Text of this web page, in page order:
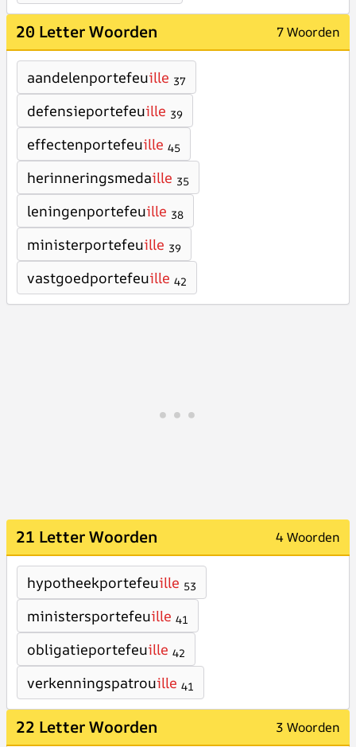
20 Letter Woorden 7 Woorden
aandelenportefeuille 37
defensieportefeuille 39
effectenportefeuille 45
herinneringsmedaille 35
leningenportefeuille 38
ministerportefeuille 39
vastgoedportefeuille 42
21 Letter Woorden 4 Woorden
hypotheekportefeuille 53
ministersportefeuille 41
obligatieportefeuille 42
verkenningspatrouille 41
22 Letter Woorden 3 Woorden